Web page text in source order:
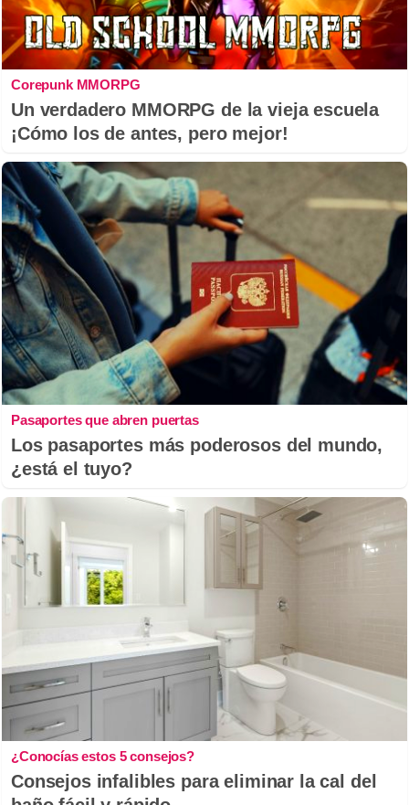
Corepunk MMORPG
Un verdadero MMORPG de la vieja escuela
¡Cómo los de antes, pero mejor!
Pasaportes que abren puertas
Los pasaportes más poderosos del mundo,
¿está el tuyo?
¿Conocías estos 5 consejos?
Consejos infalibles para eliminar la cal del